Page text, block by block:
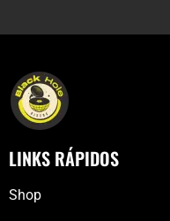
LINKS RÁPIDOS
Shop